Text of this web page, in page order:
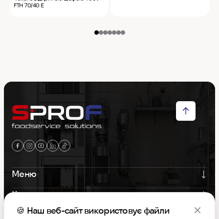
FTH 70/40 E
Меню
Контакти
Графік роботи
🍪 Наш веб-сайт використовує файли